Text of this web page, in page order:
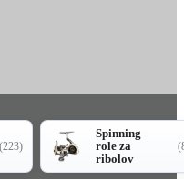
(223)
Spinning
role za
ribolov